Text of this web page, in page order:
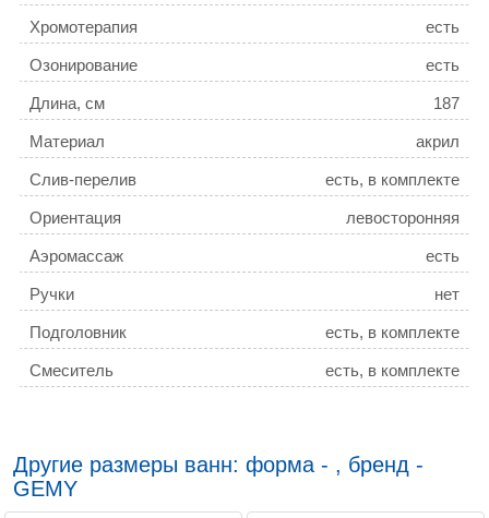
Хромотерапия есть
Озонирование есть
Длина, см 187
Материал акрил
Слив-перелив есть, в комплекте
Ориентация левосторонняя
Аэромассаж есть
Ручки нет
Подголовник есть, в комплекте
Смеситель есть, в комплекте
Антискользящее покрытие
Другие размеры ванн: форма - , бренд -
GEMY